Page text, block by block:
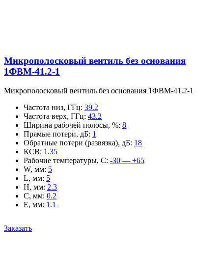
Микрополосковый вентиль без основания
1ФВМ-41.2-1
Микрополосковый вентиль без основания 1ФВМ-41.2-1
Частота низ, ГГц: 39.2
Частота верх, ГГц: 43.2
Ширина рабочей полосы, %: 8
Прямые потери, дБ: 1
Обратные потери (развязка), дБ: 18
КСВ: 1.35
Рабочие температуры, С: -30 — +65
W, мм: 5
L, мм: 5
H, мм: 2.3
C, мм: 0.2
E, мм: 1.1
Заказать